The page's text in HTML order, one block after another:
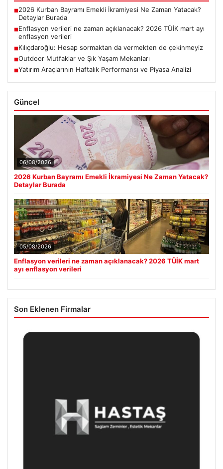
■2026 Kurban Bayramı Emekli İkramiyesi Ne Zaman Yatacak?
Detaylar Burada
■Enflasyon verileri ne zaman açıklanacak? 2026 TÜİK mart ayı
enflasyon verileri
■Kılıçdaroğlu: Hesap sormaktan da vermekten de çekinmeyiz
■Outdoor Mutfaklar ve Şık Yaşam Mekanları
■Yatırım Araçlarının Haftalık Performansı ve Piyasa Analizi
Güncel
06/08/2026
2026 Kurban Bayramı Emekli İkramiyesi Ne Zaman Yatacak?
Detaylar Burada
05/08/2026
Enflasyon verileri ne zaman açıklanacak? 2026 TÜİK mart
ayı enflasyon verileri
Son Eklenen Firmalar